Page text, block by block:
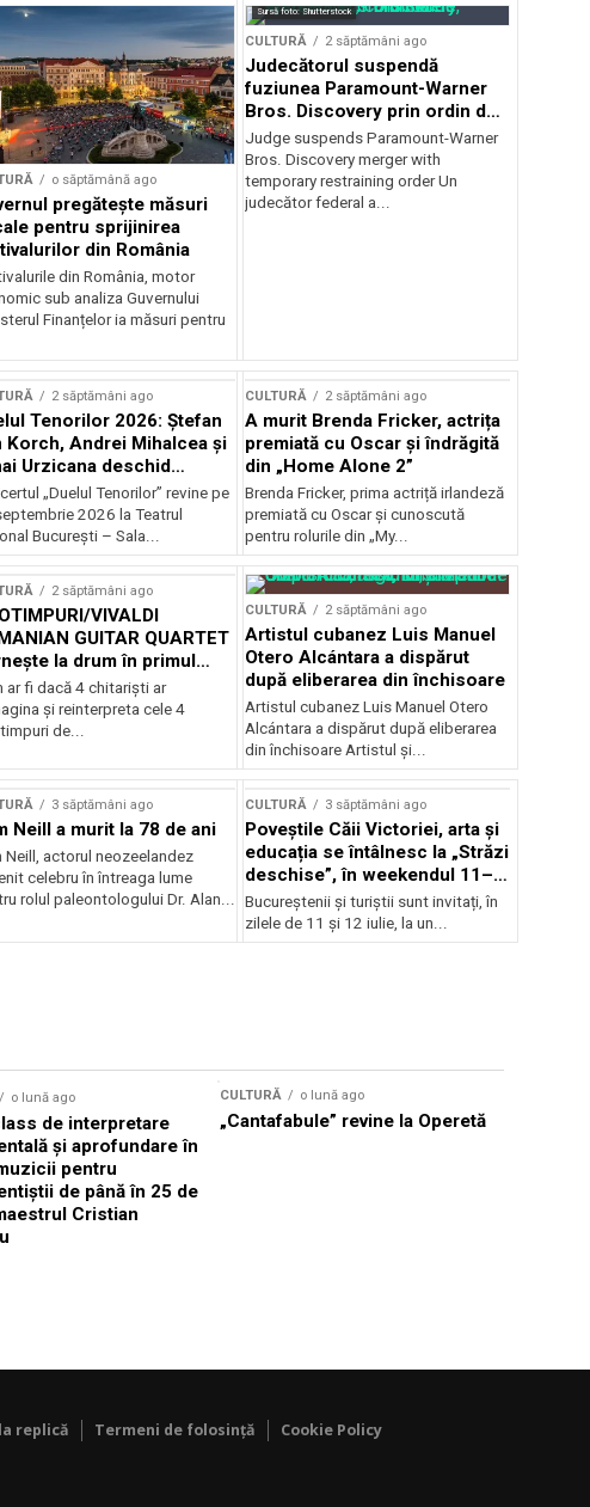
o săptămână ago
pregătește măsuri
pentru sprijinirea
din România
din România, motor
sub analiza Guvernului
Finanțelor ia măsuri pentru
Sursă foto: Shutterstock
CULTURĂ 2 săptămâni ago
Judecătorul suspendă
fuziunea Paramount-Warner
Bros. Discovery prin ordin de
restricție temporară
Judge suspends Paramount-Warner
Bros. Discovery merger with
temporary restraining order Un
judecător federal a...
2 săptămâni ago
Tenorilor 2026: Ștefan
Korch, Andrei Mihalcea și
Urzicana deschid
Musical
la TNB
„Duelul Tenorilor” revine pe
2026 la Teatrul
București – Sala...
CULTURĂ 2 săptămâni ago
A murit Brenda Fricker, actrița
premiată cu Oscar și îndrăgită
din „Home Alone 2”
Brenda Fricker, prima actriță irlandeză
premiată cu Oscar și cunoscută
pentru rolurile din „My...
2 săptămâni ago
VIVALDI
GUITAR QUARTET
la drum în primul
național
ar fi dacă 4 chitarişti ar
şi reinterpreta cele 4
de...
CULTURĂ 2 săptămâni ago
Artistul cubanez Luis Manuel
Otero Alcántara a dispărut
după eliberarea din închisoare
Artistul cubanez Luis Manuel Otero
Alcántara a dispărut după eliberarea
din închisoare Artistul și...
3 săptămâni ago
Neill a murit la 78 de ani
Neill, actorul neozeelandez
celebru în întreaga lume
rolul paleontologului Dr. Alan...
CULTURĂ 3 săptămâni ago
Poveștile Căii Victoriei, arta și
educația se întâlnesc la „Străzi
deschise”, în weekendul 11–
12 iulie
Bucureștenii și turiștii sunt invitați, în
zilele de 11 și 12 iulie, la un...
o lună ago
de interpretare
și aprofundare în
pentru
de până în 25 de
Cristian
CULTURĂ o lună ago
„Cantafabule” revine la Operetă
replică Termeni de folosință Cookie Policy